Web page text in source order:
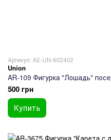
Артикул: AE-UN-602402
Union
AR-109 Фигурка "Лошадь"
500 грн
Купить